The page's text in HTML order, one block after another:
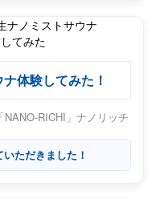
体験してみた！
RICHI」ナノリッチ
ただきました！